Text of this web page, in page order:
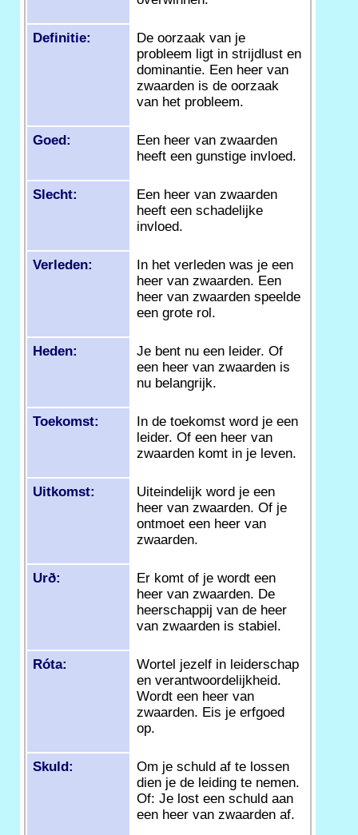
Definitie:
De oorzaak van je
probleem ligt in strijdlust en
dominantie. Een heer van
zwaarden is de oorzaak
van het probleem.
Goed:
Een heer van zwaarden
heeft een gunstige invloed.
Slecht:
Een heer van zwaarden
heeft een schadelijke
invloed.
Verleden:
In het verleden was je een
heer van zwaarden. Een
heer van zwaarden speelde
een grote rol.
Heden:
Je bent nu een leider. Of
een heer van zwaarden is
nu belangrijk.
Toekomst:
In de toekomst word je een
leider. Of een heer van
zwaarden komt in je leven.
Uitkomst:
Uiteindelijk word je een
heer van zwaarden. Of je
ontmoet een heer van
zwaarden.
Urð:
Er komt of je wordt een
heer van zwaarden. De
heerschappij van de heer
van zwaarden is stabiel.
Róta:
Wortel jezelf in leiderschap
en verantwoordelijkheid.
Wordt een heer van
zwaarden. Eis je erfgoed
op.
Skuld:
Om je schuld af te lossen
dien je de leiding te nemen.
Of: Je lost een schuld aan
een heer van zwaarden af.